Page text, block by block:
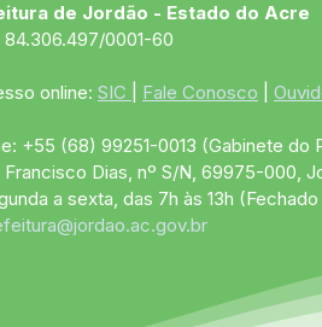
de Jordão - Estado do Acre
84.306.497/0001-60
online: SIC Fale Conosco
+55 (68) 99251-0013 (Gabinete do
Francisco Dias, nº S/N, 69975-000,
a sexta, das 7h às 13h